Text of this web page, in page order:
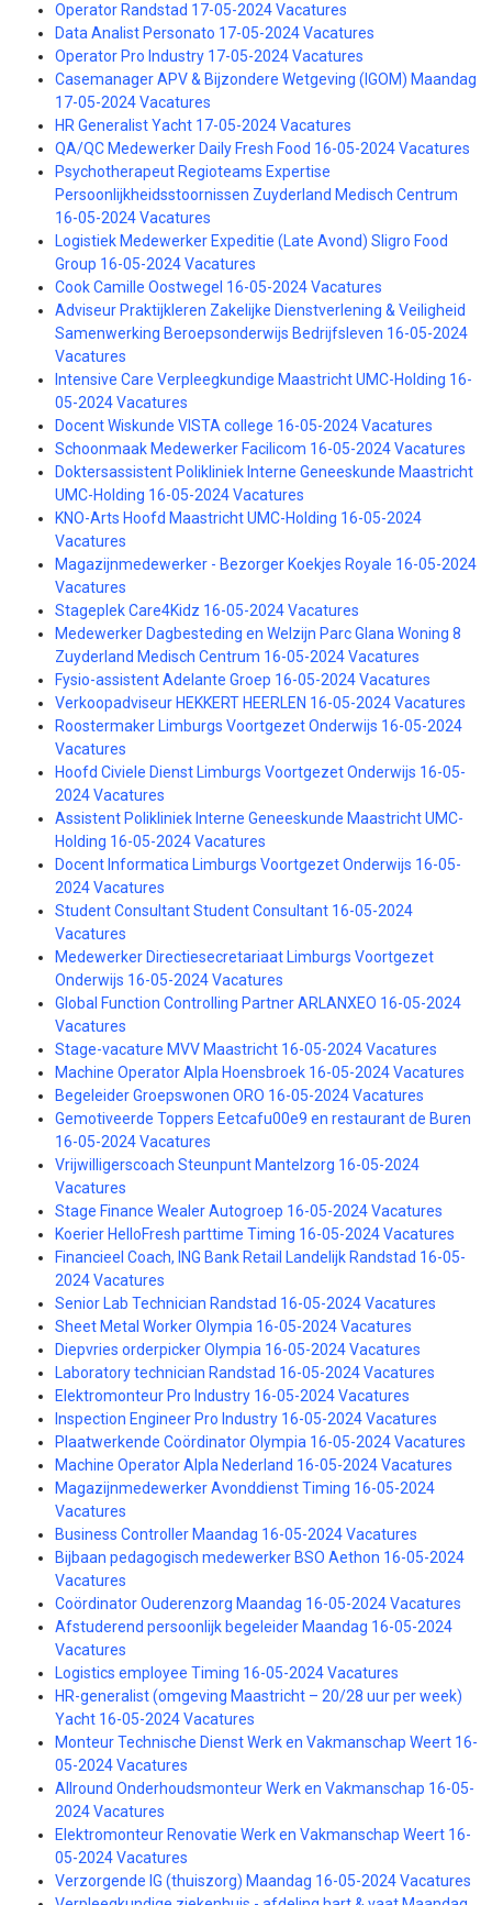
Operator Randstad 17-05-2024 Vacatures
Data Analist Personato 17-05-2024 Vacatures
Operator Pro Industry 17-05-2024 Vacatures
Casemanager APV & Bijzondere Wetgeving (IGOM) Maandag
17-05-2024 Vacatures
HR Generalist Yacht 17-05-2024 Vacatures
QA/QC Medewerker Daily Fresh Food 16-05-2024 Vacatures
Psychotherapeut Regioteams Expertise
Persoonlijkheidsstoornissen Zuyderland Medisch Centrum
16-05-2024 Vacatures
Logistiek Medewerker Expeditie (Late Avond) Sligro Food
Group 16-05-2024 Vacatures
Cook Camille Oostwegel 16-05-2024 Vacatures
Adviseur Praktijkleren Zakelijke Dienstverlening & Veiligheid
Samenwerking Beroepsonderwijs Bedrijfsleven 16-05-2024
Vacatures
Intensive Care Verpleegkundige Maastricht UMC-Holding 16-
05-2024 Vacatures
Docent Wiskunde VISTA college 16-05-2024 Vacatures
Schoonmaak Medewerker Facilicom 16-05-2024 Vacatures
Doktersassistent Polikliniek Interne Geneeskunde Maastricht
UMC-Holding 16-05-2024 Vacatures
KNO-Arts Hoofd Maastricht UMC-Holding 16-05-2024
Vacatures
Magazijnmedewerker - Bezorger Koekjes Royale 16-05-2024
Vacatures
Stageplek Care4Kidz 16-05-2024 Vacatures
Medewerker Dagbesteding en Welzijn Parc Glana Woning 8
Zuyderland Medisch Centrum 16-05-2024 Vacatures
Fysio-assistent Adelante Groep 16-05-2024 Vacatures
Verkoopadviseur HEKKERT HEERLEN 16-05-2024 Vacatures
Roostermaker Limburgs Voortgezet Onderwijs 16-05-2024
Vacatures
Hoofd Civiele Dienst Limburgs Voortgezet Onderwijs 16-05-
2024 Vacatures
Assistent Polikliniek Interne Geneeskunde Maastricht UMC-
Holding 16-05-2024 Vacatures
Docent Informatica Limburgs Voortgezet Onderwijs 16-05-
2024 Vacatures
Student Consultant Student Consultant 16-05-2024
Vacatures
Medewerker Directiesecretariaat Limburgs Voortgezet
Onderwijs 16-05-2024 Vacatures
Global Function Controlling Partner ARLANXEO 16-05-2024
Vacatures
Stage-vacature MVV Maastricht 16-05-2024 Vacatures
Machine Operator Alpla Hoensbroek 16-05-2024 Vacatures
Begeleider Groepswonen ORO 16-05-2024 Vacatures
Gemotiveerde Toppers Eetcafu00e9 en restaurant de Buren
16-05-2024 Vacatures
Vrijwilligerscoach Steunpunt Mantelzorg 16-05-2024
Vacatures
Stage Finance Wealer Autogroep 16-05-2024 Vacatures
Koerier HelloFresh parttime Timing 16-05-2024 Vacatures
Financieel Coach, ING Bank Retail Landelijk Randstad 16-05-
2024 Vacatures
Senior Lab Technician Randstad 16-05-2024 Vacatures
Sheet Metal Worker Olympia 16-05-2024 Vacatures
Diepvries orderpicker Olympia 16-05-2024 Vacatures
Laboratory technician Randstad 16-05-2024 Vacatures
Elektromonteur Pro Industry 16-05-2024 Vacatures
Inspection Engineer Pro Industry 16-05-2024 Vacatures
Plaatwerkende Coördinator Olympia 16-05-2024 Vacatures
Machine Operator Alpla Nederland 16-05-2024 Vacatures
Magazijnmedewerker Avonddienst Timing 16-05-2024
Vacatures
Business Controller Maandag 16-05-2024 Vacatures
Bijbaan pedagogisch medewerker BSO Aethon 16-05-2024
Vacatures
Coördinator Ouderenzorg Maandag 16-05-2024 Vacatures
Afstuderend persoonlijk begeleider Maandag 16-05-2024
Vacatures
Logistics employee Timing 16-05-2024 Vacatures
HR-generalist (omgeving Maastricht – 20/28 uur per week)
Yacht 16-05-2024 Vacatures
Monteur Technische Dienst Werk en Vakmanschap Weert 16-
05-2024 Vacatures
Allround Onderhoudsmonteur Werk en Vakmanschap 16-05-
2024 Vacatures
Elektromonteur Renovatie Werk en Vakmanschap Weert 16-
05-2024 Vacatures
Verzorgende IG (thuiszorg) Maandag 16-05-2024 Vacatures